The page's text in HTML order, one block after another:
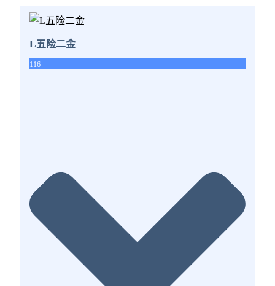
L五险二金
116